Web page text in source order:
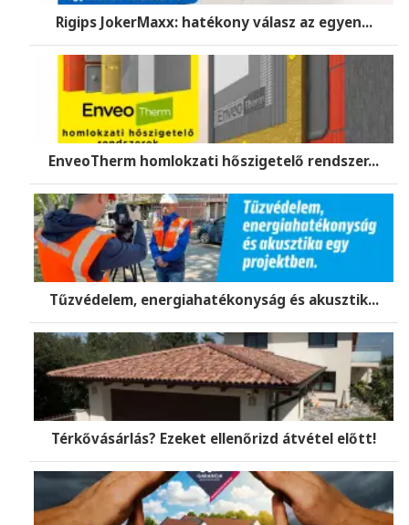
Rigips JokerMaxx: hatékony válasz az egyen...
EnveoTherm homlokzati hőszigetelő rendszer...
Tűzvédelem, energiahatékonyság és akusztik...
Térkővásárlás? Ezeket ellenőrizd átvétel előtt!